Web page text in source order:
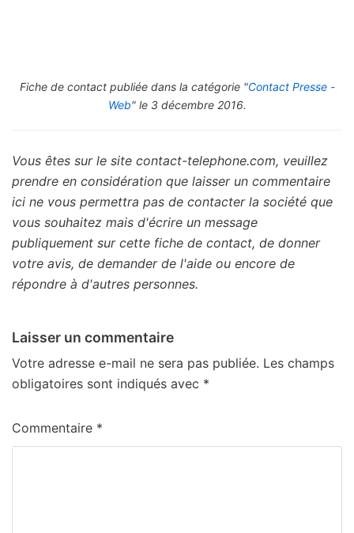
Fiche de contact publiée dans la catégorie "Contact Presse -
Web" le 3 décembre 2016.
Vous êtes sur le site contact-telephone.com, veuillez
prendre en considération que laisser un commentaire
ici ne vous permettra pas de contacter la société que
vous souhaitez mais d'écrire un message
publiquement sur cette fiche de contact, de donner
votre avis, de demander de l'aide ou encore de
répondre à d'autres personnes.
Laisser un commentaire
Votre adresse e-mail ne sera pas publiée. Les champs
obligatoires sont indiqués avec *
Commentaire *